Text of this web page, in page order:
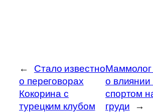
←
Стало известно
о переговорах
Кокорина с
турецким клубом
Маммолог
о влиянии
спортом
груди
→